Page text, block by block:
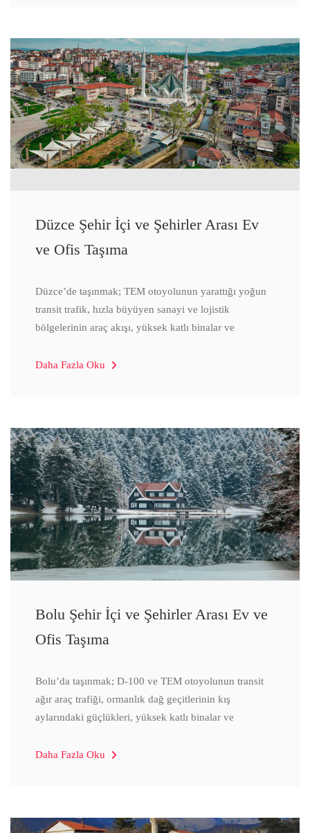
Düzce Şehir İçi ve Şehirler Arası Ev
ve Ofis Taşıma
Düzce’de taşınmak; TEM otoyolunun yarattığı yoğun
transit trafik, hızla büyüyen sanayi ve lojistik
bölgelerinin araç akışı, yüksek katlı binalar ve
Daha Fazla Oku
Bolu Şehir İçi ve Şehirler Arası Ev ve
Ofis Taşıma
Bolu’da taşınmak; D-100 ve TEM otoyolunun transit
ağır araç trafiği, ormanlık dağ geçitlerinin kış
aylarındaki güçlükleri, yüksek katlı binalar ve
Daha Fazla Oku